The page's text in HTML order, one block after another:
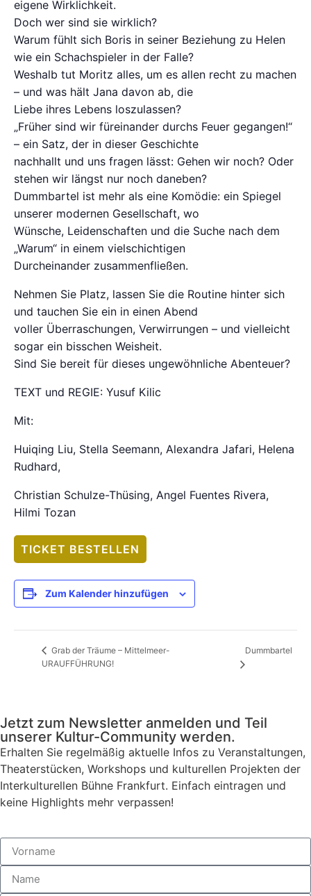
eigene Wirklichkeit.
Doch wer sind sie wirklich?
Warum fühlt sich Boris in seiner Beziehung zu Helen
wie ein Schachspieler in der Falle?
Weshalb tut Moritz alles, um es allen recht zu machen
– und was hält Jana davon ab, die
Liebe ihres Lebens loszulassen?
„Früher sind wir füreinander durchs Feuer gegangen!“
– ein Satz, der in dieser Geschichte
nachhallt und uns fragen lässt: Gehen wir noch? Oder
stehen wir längst nur noch daneben?
Dummbartel ist mehr als eine Komödie: ein Spiegel
unserer modernen Gesellschaft, wo
Wünsche, Leidenschaften und die Suche nach dem
„Warum“ in einem vielschichtigen
Durcheinander zusammenfließen.
Nehmen Sie Platz, lassen Sie die Routine hinter sich
und tauchen Sie ein in einen Abend
voller Überraschungen, Verwirrungen – und vielleicht
sogar ein bisschen Weisheit.
Sind Sie bereit für dieses ungewöhnliche Abenteuer?
TEXT und REGIE: Yusuf Kilic
Mit:
Huiqing Liu, Stella Seemann, Alexandra Jafari, Helena
Rudhard,
Christian Schulze-Thüsing, Angel Fuentes Rivera,
Hilmi Tozan
TICKET BESTELLEN
Zum Kalender hinzufügen
Grab der Träume – Mittelmeer-
URAUFFÜHRUNG!
Dummbartel
Jetzt zum Newsletter anmelden und Teil
unserer Kultur-Community werden.
Erhalten Sie regelmäßig aktuelle Infos zu Veranstaltungen,
Theaterstücken, Workshops und kulturellen Projekten der
Interkulturellen Bühne Frankfurt. Einfach eintragen und
keine Highlights mehr verpassen!